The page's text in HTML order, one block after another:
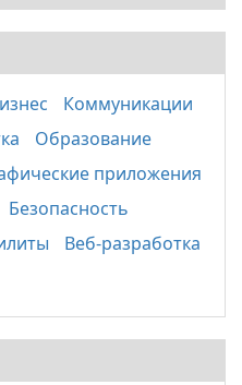
Коммуникации
Образование
приложения
Безопасность
Веб-разработка